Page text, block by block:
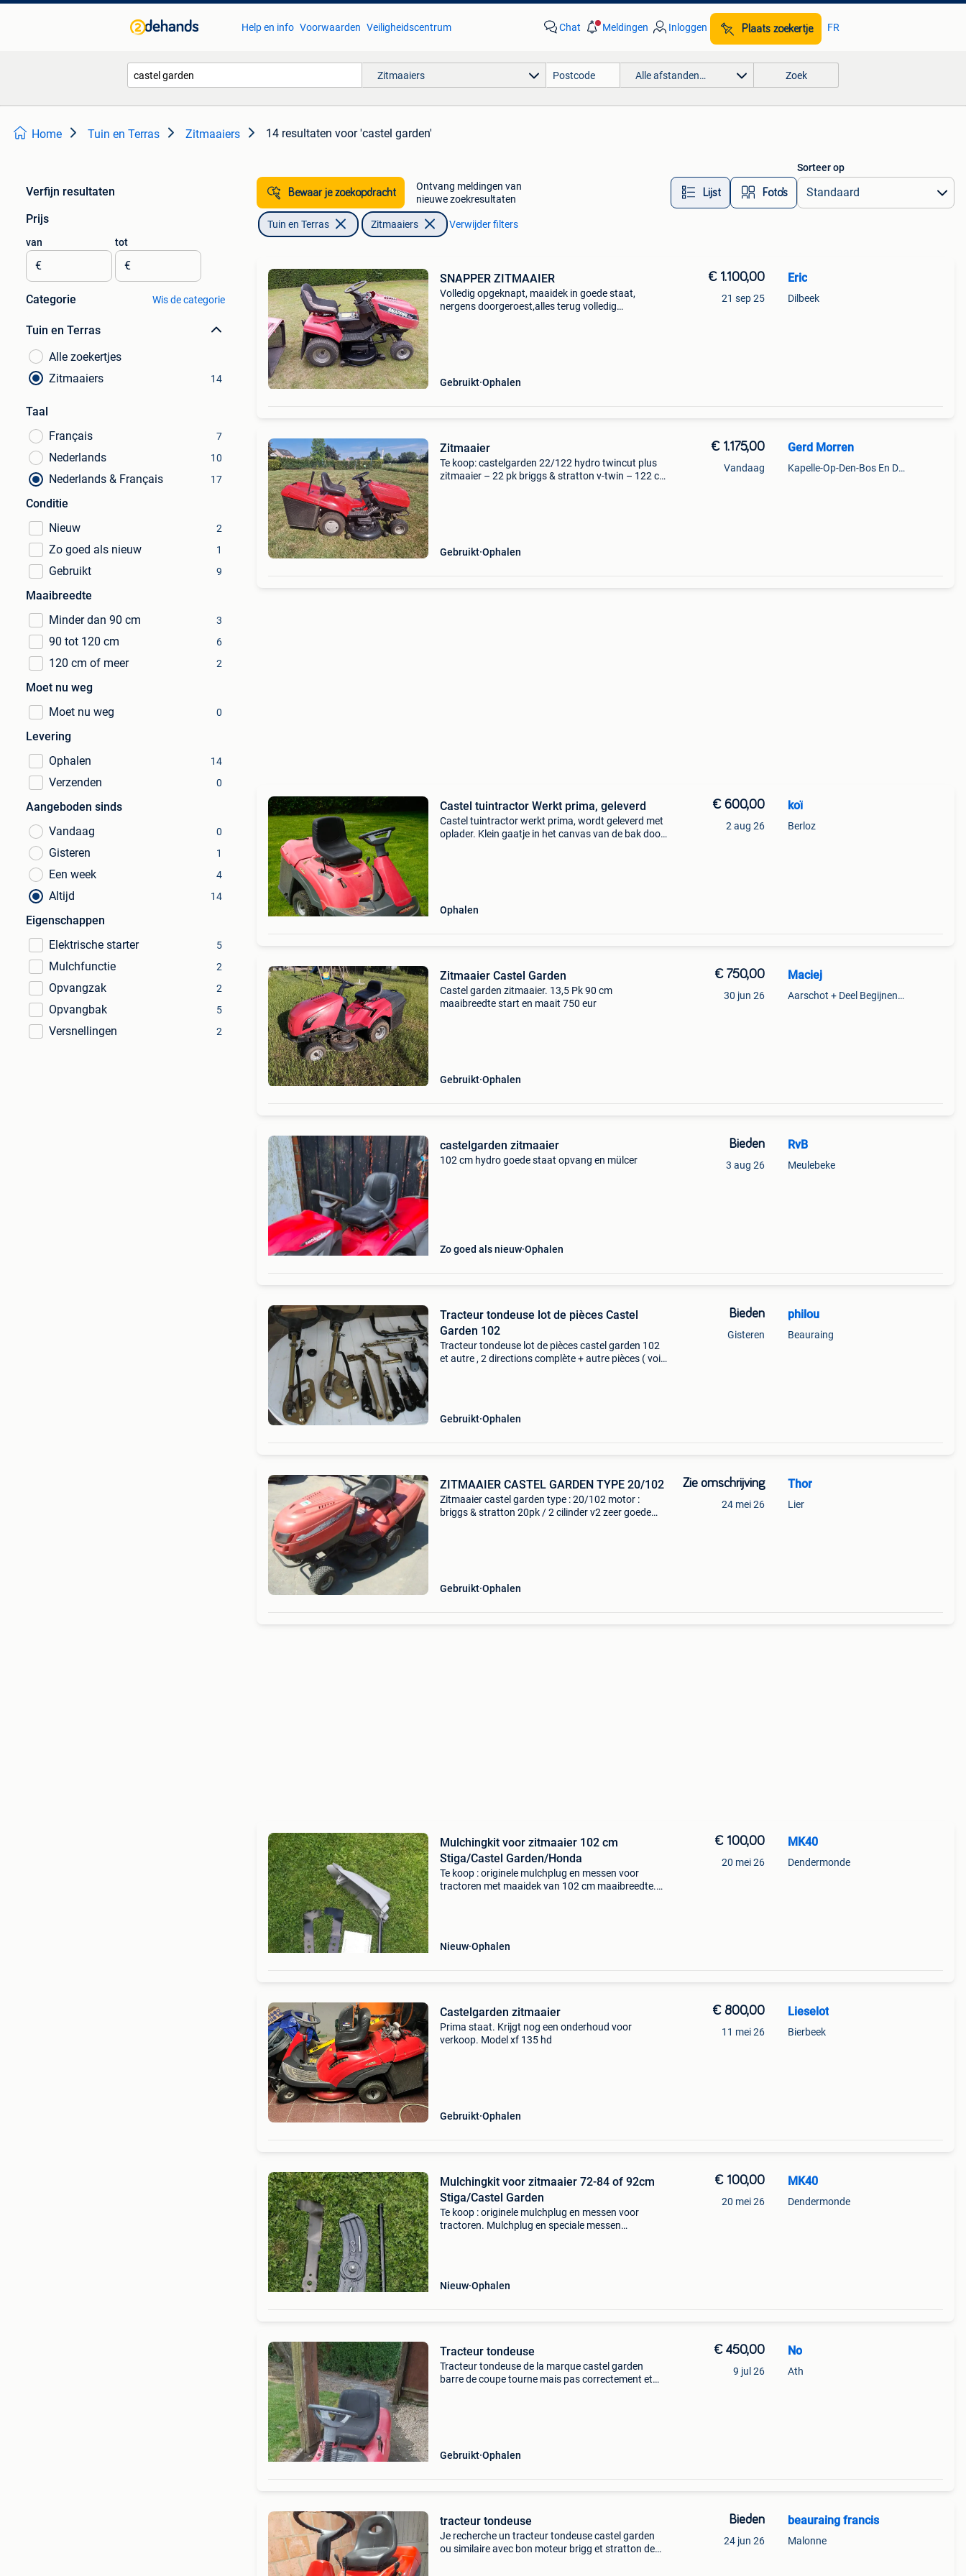
Help en info Voorwaarden Veiligheidscentrum Chat Meldingen Inloggen Plaats zoekertje FR
Zitmaaiers Alle afstanden… Zoek
Home Tuin en Terras Zitmaaiers 14 resultaten voor 'castel garden'
Verfijn resultaten
Prijs
van
€
tot
€
Categorie Wis de categorie
Tuin en Terras
Alle zoekertjes
Zitmaaiers
14
Taal
Français
7
Nederlands 10
Nederlands & Français 17
Conditie
Nieuw
2
Zo goed als nieuw 1
Gebruikt 9
Maaibreedte
Minder dan 90 cm
3
90 tot 120 cm 6
120 cm of meer 2
Moet nu weg
Moet nu weg
0
Levering
Ophalen
14
Verzenden 0
Aangeboden sinds
Vandaag
0
Gisteren 1
Een week 4
Altijd 14
Eigenschappen
Elektrische starter
5
Mulchfunctie 2
Opvangzak 2
Opvangbak 5
Versnellingen 2
Bewaar je zoekopdracht
Ontvang meldingen van
nieuwe zoekresultaten
Lijst Foto’s
Sorteer op
Tuin en Terras Zitmaaiers Verwijder filters
SNAPPER ZITMAAIER
Volledig opgeknapt, maaidek in goede staat,
nergens doorgeroest,alles terug volledig
Gebruikt Ophalen
€ 1.100,00
21 sep 25
Eric
Dilbeek
Zitmaaier
Te koop: castelgarden 22/122 hydro twincut plus
zitmaaier – 22 pk briggs & stratton v-twin – 122 cm
Gebruikt Ophalen
€ 1.175,00
Vandaag
Gerd Morren
Kapelle-Op-Den-Bos En Deel Van Zemst
Castel tuintractor Werkt prima, geleverd
Castel tuintractor werkt prima, wordt geleverd met
oplader. Klein gaatje in het canvas van de bak door
Ophalen
€ 600,00
2 aug 26
koï
Berloz
Zitmaaier Castel Garden
Castel garden zitmaaier. 13,5 Pk 90 cm
maaibreedte start en maait 750 eur
Gebruikt Ophalen
€ 750,00
30 jun 26
Maciej
Aarschot + Deel Begijnendijk
castelgarden zitmaaier
102 cm hydro goede staat opvang en mülcer
Zo goed als nieuw Ophalen
Bieden
3 aug 26
RvB
Meulebeke
Tracteur tondeuse lot de pièces Castel
Garden 102
Tracteur tondeuse lot de pièces castel garden 102
et autre , 2 directions complète + autre pièces ( voir
Gebruikt Ophalen
Bieden
Gisteren
philou
Beauraing
ZITMAAIER CASTEL GARDEN TYPE 20/102
Zitmaaier castel garden type : 20/102 motor :
briggs & stratton 20pk / 2 cilinder v2 zeer goede
Gebruikt Ophalen
Zie omschrijving
24 mei 26
Thor
Lier
Mulchingkit voor zitmaaier 102 cm
Stiga/Castel Garden/Honda
Te koop : originele mulchplug en messen voor
tractoren met maaidek van 102 cm maaibreedte.
Nieuw Ophalen
€ 100,00
20 mei 26
MK40
Dendermonde
Castelgarden zitmaaier
Prima staat. Krijgt nog een onderhoud voor
verkoop. Model xf 135 hd
Gebruikt Ophalen
€ 800,00
11 mei 26
Lieselot
Bierbeek
Mulchingkit voor zitmaaier 72-84 of 92cm
Stiga/Castel Garden
Te koop : originele mulchplug en messen voor
tractoren. Mulchplug en speciale messen
Nieuw Ophalen
€ 100,00
20 mei 26
MK40
Dendermonde
Tracteur tondeuse
Tracteur tondeuse de la marque castel garden
barre de coupe tourne mais pas correctement et
Gebruikt Ophalen
€ 450,00
9 jul 26
No
Ath
tracteur tondeuse
Je recherche un tracteur tondeuse castel garden
ou similaire avec bon moteur brigg et stratton de
Bieden
24 jun 26
beauraing francis
Malonne